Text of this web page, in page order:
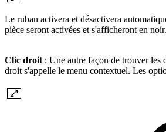
Le ruban activera et désactivera
pièce seront activées et s'afficheront en
Clic droit : Une autre façon de trouver les
droit s'appelle le menu contextuel. Les